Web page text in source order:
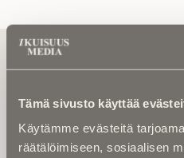
Tämä sivusto käyttää
Käytämme evästeitä
räätälöimiseen, sosiaalisen
Tilaa uutiskirje -
artikkelien pariin!
Kirjoita alle
etteivät kiinnostavat
Uutiskirje on maksuton eikä